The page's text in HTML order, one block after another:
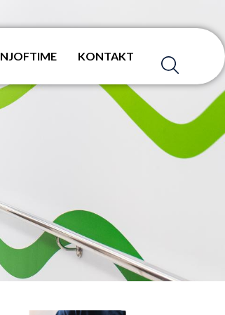
NJOFTIME KONTAKT